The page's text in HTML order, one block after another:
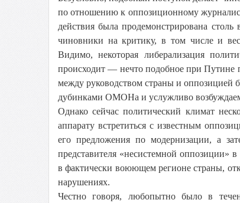
по отношению к оппозиционному
действия была продемонстрирована
чиновники на критику, в том числе и
Видимо, некоторая либерализация
происходит — нечто подобное при Путине
между руководством страны и оппозицией
дубинками ОМОНа и услужливо
Однако сейчас политический климат
аппарату встретиться с известным
его предложения по модернизации, а
представителя «несистемной оппозиции»
в фактически воюющем регионе страны,
нарушениях.
Честно говоря, любопытно было в